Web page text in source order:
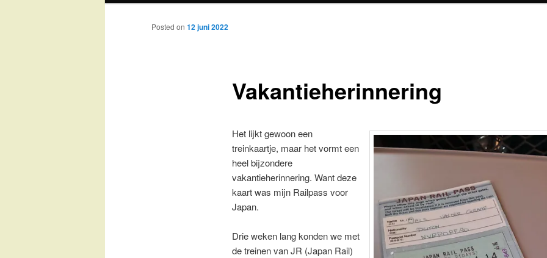
to
Vakantieherinnering
Posted on 12 juni 2022
Het lijkt gewoon een
treinkaartje, maar het vormt een
heel bijzondere
vakantieherinnering. Want deze
kaart was mijn Railpass voor
Japan.
Drie weken lang konden we met
de treinen van JR (Japan Rail)